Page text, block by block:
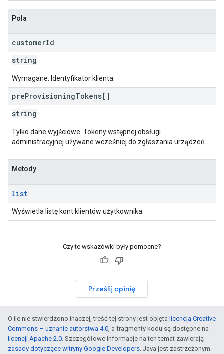
Pola
customerId
string
Wymagane. Identyfikator klienta.
preProvisioningTokens[]
string
Tylko dane wyjściowe. Tokeny wstępnej obsługi
administracyjnej używane wcześniej do zgłaszania urządzeń.
Metody
list
Wyświetla listę kont klientów użytkownika.
Czy te wskazówki były pomocne?
Prześlij opinię
O ile nie stwierdzono inaczej, treść tej strony jest objęta licencją Creative
Commons – uznanie autorstwa 4.0, a fragmenty kodu są dostępne na
licencji Apache 2.0. Szczegółowe informacje na ten temat zawierają
zasady dotyczące witryny Google Developers. Java jest zastrzeżonym